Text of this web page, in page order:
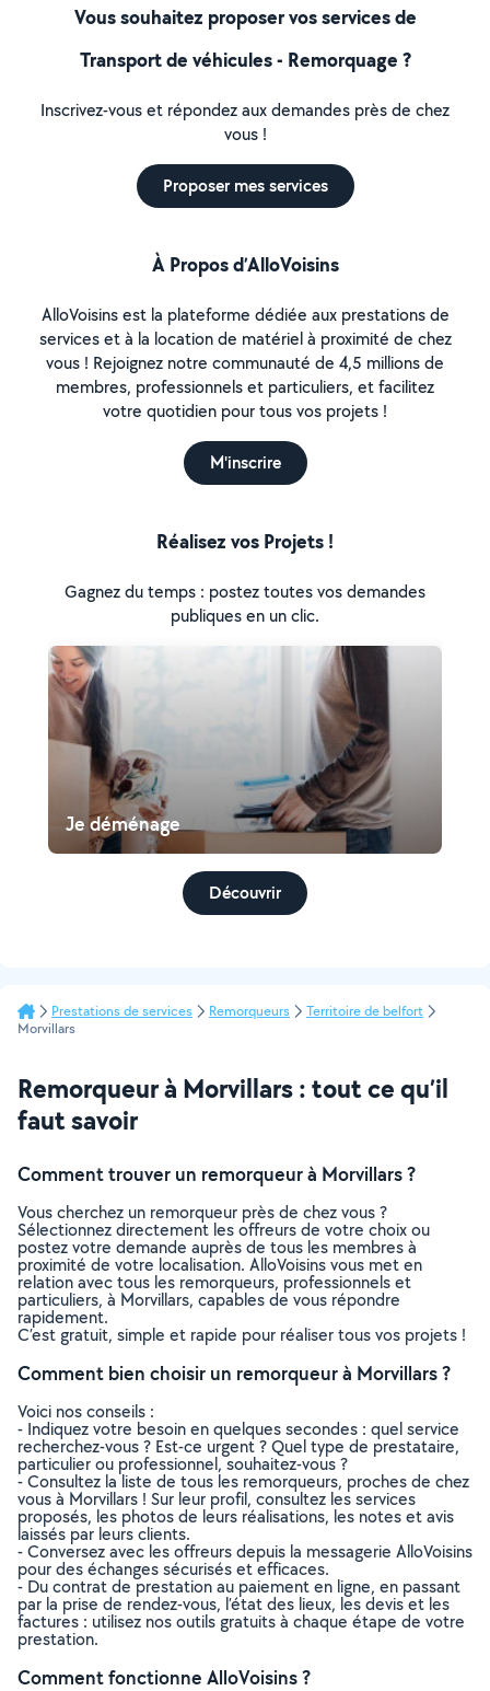
Vous souhaitez proposer vos services de
Transport de véhicules - Remorquage ?
Inscrivez-vous et répondez aux demandes près de chez
vous !
Proposer mes services
À Propos d’AlloVoisins
AlloVoisins est la plateforme dédiée aux prestations de
services et à la location de matériel à proximité de chez
vous ! Rejoignez notre communauté de 4,5 millions de
membres, professionnels et particuliers, et facilitez
votre quotidien pour tous vos projets !
M'inscrire
Réalisez vos Projets !
Gagnez du temps : postez toutes vos demandes
publiques en un clic.
Je déménage
Découvrir
Prestations de services Remorqueurs
Territoire de belfort
Morvillars
Remorqueur à Morvillars : tout ce qu’il
faut savoir
Comment trouver un remorqueur à Morvillars ?
Vous cherchez un remorqueur près de chez vous ?
Sélectionnez directement les offreurs de votre choix ou
postez votre demande auprès de tous les membres à
proximité de votre localisation. AlloVoisins vous met en
relation avec tous les remorqueurs, professionnels et
particuliers, à Morvillars, capables de vous répondre
rapidement.
C’est gratuit, simple et rapide pour réaliser tous vos projets !
Comment bien choisir un remorqueur à Morvillars ?
Voici nos conseils :
- Indiquez votre besoin en quelques secondes : quel service
recherchez-vous ? Est-ce urgent ? Quel type de prestataire,
particulier ou professionnel, souhaitez-vous ?
- Consultez la liste de tous les remorqueurs, proches de chez
vous à Morvillars ! Sur leur profil, consultez les services
proposés, les photos de leurs réalisations, les notes et avis
laissés par leurs clients.
- Conversez avec les offreurs depuis la messagerie AlloVoisins
pour des échanges sécurisés et efficaces.
- Du contrat de prestation au paiement en ligne, en passant
par la prise de rendez-vous, l’état des lieux, les devis et les
factures : utilisez nos outils gratuits à chaque étape de votre
prestation.
Comment fonctionne AlloVoisins ?